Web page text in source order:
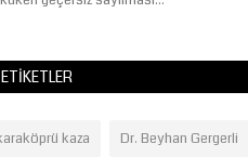
ETIKETLER
kaza Dr. Beyhan Gergerli